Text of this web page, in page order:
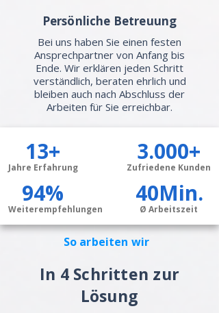
Persönliche Betreuung
Bei uns haben Sie einen festen
Ansprechpartner von Anfang bis
Ende. Wir erklären jeden Schritt
verständlich, beraten ehrlich und
bleiben auch nach Abschluss der
Arbeiten für Sie erreichbar.
13+
Jahre Erfahrung
94%
Weiterempfehlungen
3.000+
Zufriedene Kunden
40Min.
Ø Arbeitszeit
So arbeiten wir
In 4 Schritten zur
Lösung